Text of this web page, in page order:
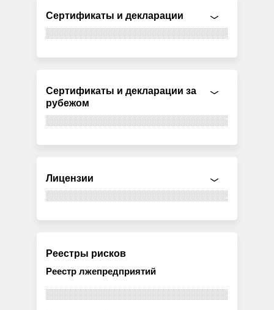
Сертификаты и декларации
Сертификаты и декларации за
рубежом
Лицензии
Реестры рисков
Реестр лжепредприятий